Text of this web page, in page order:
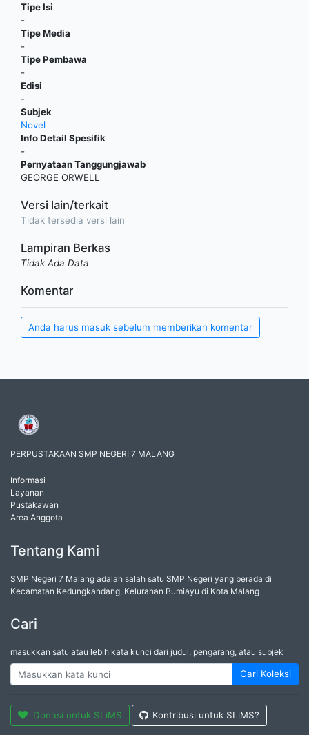
Tipe Isi
-
Tipe Media
-
Tipe Pembawa
-
Edisi
-
Subjek
Novel
Info Detail Spesifik
-
Pernyataan Tanggungjawab
GEORGE ORWELL
Versi lain/terkait
Tidak tersedia versi lain
Lampiran Berkas
Tidak Ada Data
Komentar
Anda harus masuk sebelum memberikan komentar
PERPUSTAKAAN SMP NEGERI 7 MALANG
Informasi
Layanan
Pustakawan
Area Anggota
Tentang Kami
SMP Negeri 7 Malang adalah salah satu SMP Negeri yang berada di
Kecamatan Kedungkandang, Kelurahan Bumiayu di Kota Malang
Cari
masukkan satu atau lebih kata kunci dari judul, pengarang, atau subjek
Cari Koleksi
Donasi untuk SLiMS Kontribusi untuk SLiMS?